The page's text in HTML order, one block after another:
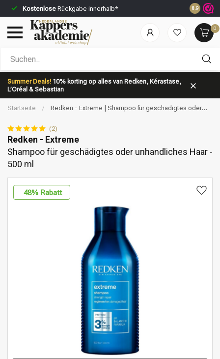
Kostenlose Rückgabe innerhalb* Vor 23:59
8.9
0
Summer Deals! 10% korting op alles van Redken, Kérastase,
L’Oréal & Sebastian
Nach welcher Kategorie suchst du?
Marken Haarpflege
Startseite /
Redken - Extreme | Shampoo für geschädigtes oder
(2)
Redken - Extreme
Shampoo für geschädigtes oder unhandliches Haar -
500 ml
48% Rabatt